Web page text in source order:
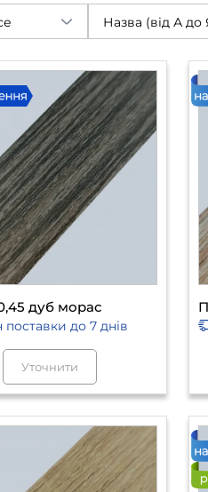
Назва (від А до
дуб морас
поставки до 7 днів
Уточнити